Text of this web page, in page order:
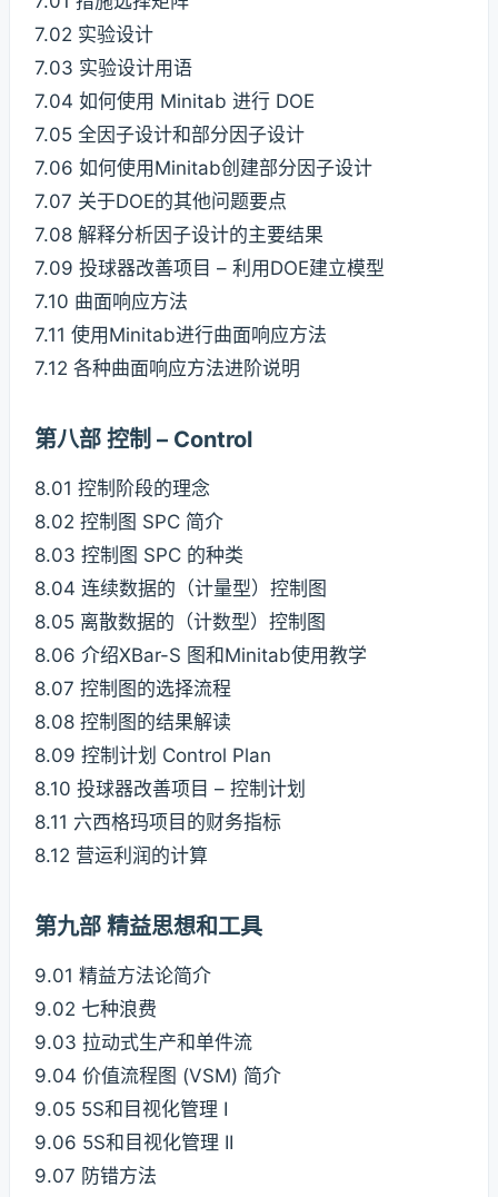
7.02 实验设计
7.03 实验设计用语
7.04 如何使用 Minitab 进行 DOE
7.05 全因子设计和部分因子设计
7.06 如何使用Minitab创建部分因子设计
7.07 关于DOE的其他问题要点
7.08 解释分析因子设计的主要结果
7.09 投球器改善项目 – 利用DOE建立模型
7.10 曲面响应方法
7.11 使用Minitab进行曲面响应方法
7.12 各种曲面响应方法进阶说明
第八部 控制 – Control
8.01 控制阶段的理念
8.02 控制图 SPC 简介
8.03 控制图 SPC 的种类
8.04 连续数据的（计量型）控制图
8.05 离散数据的（计数型）控制图
8.06 介绍XBar-S 图和Minitab使用教学
8.07 控制图的选择流程
8.08 控制图的结果解读
8.09 控制计划 Control Plan
8.10 投球器改善项目 – 控制计划
8.11 六西格玛项目的财务指标
8.12 营运利润的计算
第九部 精益思想和工具
9.01 精益方法论简介
9.02 七种浪费
9.03 拉动式生产和单件流
9.04 价值流程图 (VSM) 简介
9.05 5S和目视化管理 I
9.06 5S和目视化管理 II
9.07 防错方法